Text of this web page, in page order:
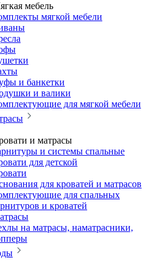
мебель
мягкой мебели
и банкетки
и валики
для мягкой мебели
и матрасы
и системы спальные
для детской
для кроватей и матрасов
для спальных
и кроватей
на матрасы, наматрасники,